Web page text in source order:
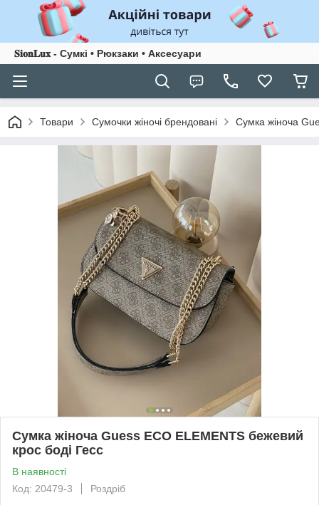
𝐒𝐢𝐨𝐧𝐋𝐮𝐱 - Сумкі • Рюкзаки • Аксесуари
Товари Сумочки жіночі брендовані Сумка жіноча
Сумка жіноча Guess ECO ELEMENTS бежевий
крос боді Гесс
В наявності
Код: 20479-3
Роздріб